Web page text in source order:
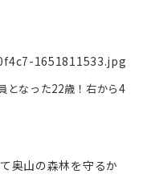
となった22歳！右から4
奥山の森林を守るか